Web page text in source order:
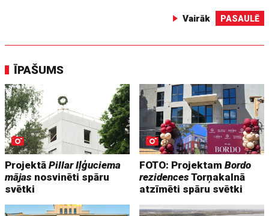
Vairāk PASAULĒ
ĪPAŠUMS
ProjektāPillar Iļģuciema
mājas nosvinēti spāru
svētki
FOTO: ProjektamBordo
rezidencesTorņakalnā
atzīmēti spāru svētki